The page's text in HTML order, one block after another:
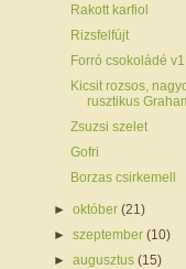
Rakott karfiol
Rizsfelfújt
Forró csokoládé
Kicsit rozsos,
rusztikus
Zsuzsi szelet
Gofri
Borzas csirkemell
►október(21)
►szeptember(10)
►augusztus(15)